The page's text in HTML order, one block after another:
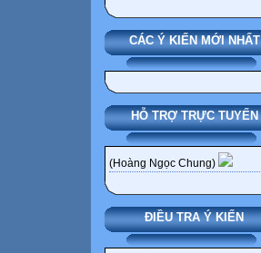
CÁC Ý KIẾN MỚI NHẤT
HỖ TRỢ TRỰC TUYẾN
(Hoàng Ngọc Chung)
ĐIỀU TRA Ý KIẾN